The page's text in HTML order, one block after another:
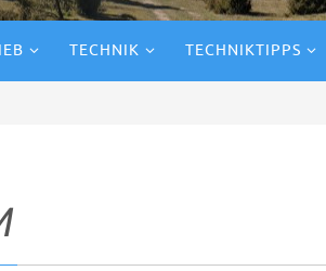
TECHNIK TECHNIKTIPPS